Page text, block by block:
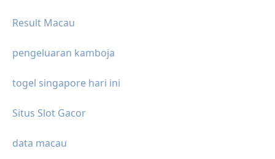
Result Macau
pengeluaran kamboja
togel singapore hari ini
Situs Slot Gacor
data macau